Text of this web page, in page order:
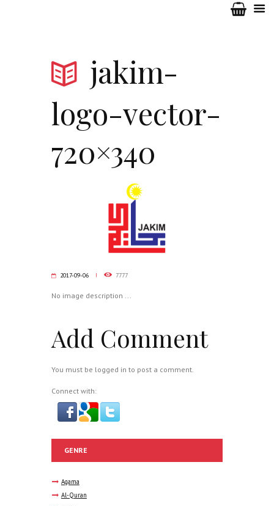
jakim-
logo-vector-
720×340
2017-09-06 7777
No image description ...
Add Comment
You must be logged in to post a comment.
Connect with:
GENRE
Agama
Al-Quran